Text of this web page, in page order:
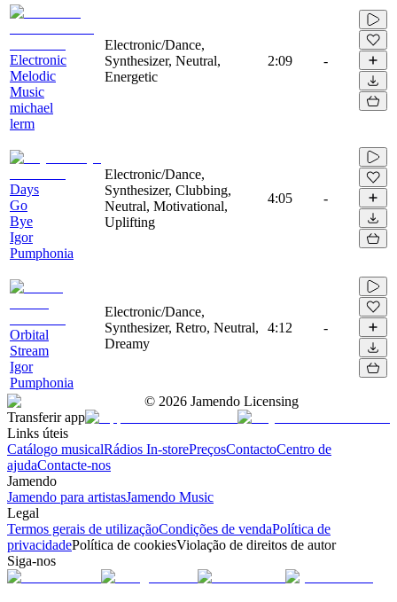
Electronic
Melodic
Music
michael
lerm
Electronic/Dance,
Synthesizer, Neutral,
Energetic
2:09 -
Days
Go
Bye
Igor
Pumphonia
Electronic/Dance,
Synthesizer, Clubbing,
Neutral, Motivational,
Uplifting
4:05 -
Orbital
Stream
Igor
Pumphonia
Electronic/Dance,
Synthesizer, Retro, Neutral,
Dreamy
4:12 -
© 2026 Jamendo Licensing
Transferir app
Links úteis
Catálogo musicalRádios In-storePreçosContactoCentro de
ajudaContacte-nos
Jamendo
Jamendo para artistasJamendo Music
Legal
Termos gerais de utilizaçãoCondições de vendaPolítica de
privacidadePolítica de cookiesViolação de direitos de autor
Siga-nos